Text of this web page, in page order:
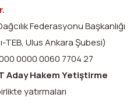
Federasyonu Başkanlığı
TEB, Ulus Ankara Şubesi)
0000 0060 7704 27
Aday Hakem Yetiştirme
yatırmaları